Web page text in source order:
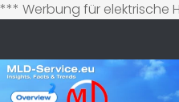
*** Werbung für elektrische
Inhalt